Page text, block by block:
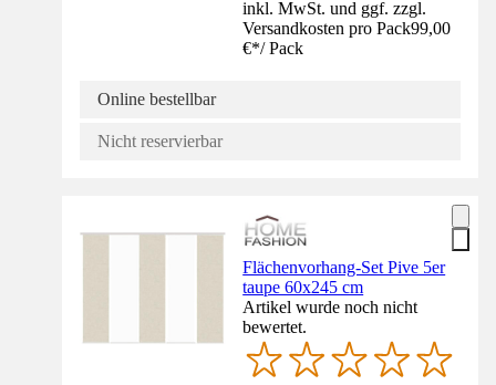
inkl. MwSt. und ggf. zzgl.
Versandkosten pro Pack99,00
€*/ Pack
Online bestellbar
Nicht reservierbar
Flächenvorhang-Set Pive 5er
taupe 60x245 cm
Artikel wurde noch nicht
bewertet.